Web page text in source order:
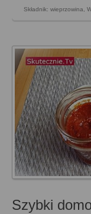
Składnik: wieprzowina,
Szybki